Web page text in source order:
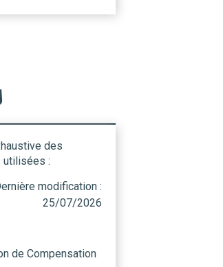
des
utilisées :
modification :
25/07/2026
de Compensation